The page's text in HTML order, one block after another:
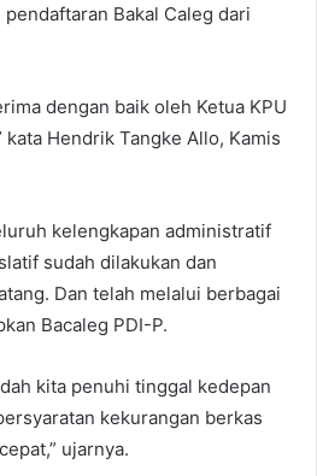
Bakal Caleg dari
dengan baik oleh Ketua KPU
kata Hendrik Tangke Allo, Kamis
kelengkapan administratif
sudah dilakukan dan
Dan telah melalui berbagai
Bacaleg PDI-P.
kita penuhi tinggal kedepan
kekurangan berkas
ujarnya.